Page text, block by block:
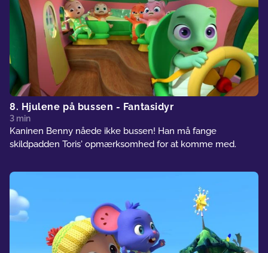
8. Hjulene på bussen - Fantasidyr
3 min
Kaninen Benny nåede ikke bussen! Han må fange
skildpadden Toris' opmærksomhed for at komme med.